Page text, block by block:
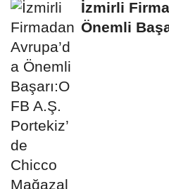
İzmirli
Önemli